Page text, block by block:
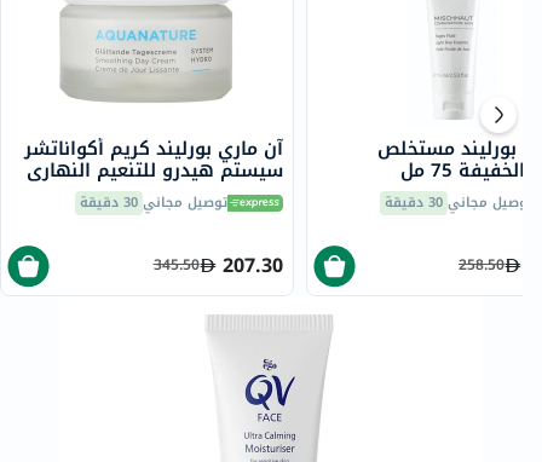
آن ماري بورليند كريم أكواناتشر
سيستم هيدرو للتنعيم النهاري
للبشرة المعاد ترطيبها 50 مل
توصيل مجاني 30 دقيقة
207.30
345.50
بورليند مستخلص
75 مل
توصيل مجاني30 دقيقة
258.50